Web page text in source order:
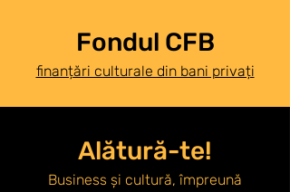
Fondul CFB
finanțări culturale din bani privați
Alătură-te!
Business și cultură, împreună